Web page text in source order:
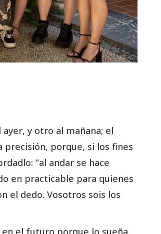
y otro al mañana; el
precisión, porque, si los fines
“al andar se hace
en practicable para quienes
el dedo. Vosotros sois los
el futuro porque lo sueña